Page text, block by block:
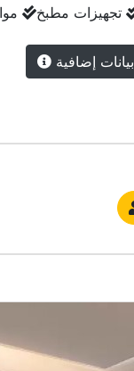
تجهيزات مطبخ
بيانات إضافية